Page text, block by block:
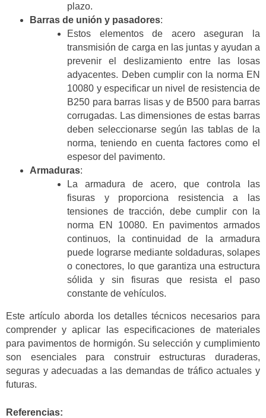
plazo.
Barras de unión y pasadores:
Estos elementos de acero aseguran la
transmisión de carga en las juntas y ayudan a
prevenir el deslizamiento entre las losas
adyacentes. Deben cumplir con la norma EN
10080 y especificar un nivel de resistencia de
B250 para barras lisas y de B500 para barras
corrugadas. Las dimensiones de estas barras
deben seleccionarse según las tablas de la
norma, teniendo en cuenta factores como el
espesor del pavimento.
Armaduras:
La armadura de acero, que controla las
fisuras y proporciona resistencia a las
tensiones de tracción, debe cumplir con la
norma EN 10080. En pavimentos armados
continuos, la continuidad de la armadura
puede lograrse mediante soldaduras, solapes
o conectores, lo que garantiza una estructura
sólida y sin fisuras que resista el paso
constante de vehículos.
Este artículo aborda los detalles técnicos necesarios para
comprender y aplicar las especificaciones de materiales
para pavimentos de hormigón. Su selección y cumplimiento
son esenciales para construir estructuras duraderas,
seguras y adecuadas a las demandas de tráfico actuales y
futuras.
Referencias: